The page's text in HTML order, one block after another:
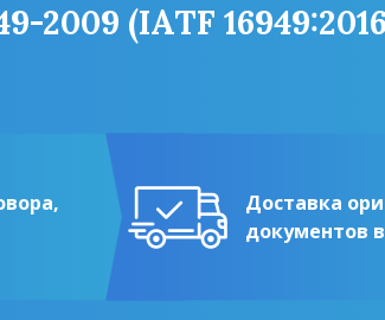
(IATF
Доставка
документов